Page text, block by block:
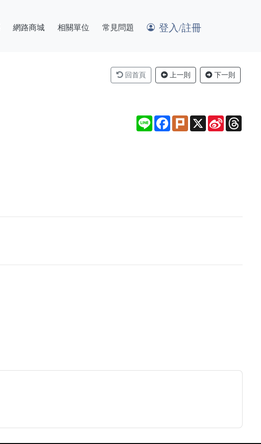
網路商城 相關單位 常見問題 登入/註冊
回首頁 上一則 下一則
Line Facebook
Plurk X
Sina
Weibo